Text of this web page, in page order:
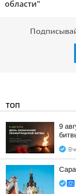
области"
ТОП
9